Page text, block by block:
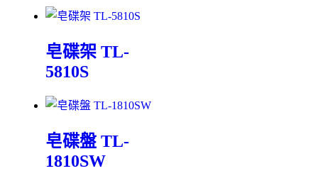
皂碟架 TL-
5810S
皂碟盤 TL-
1810SW